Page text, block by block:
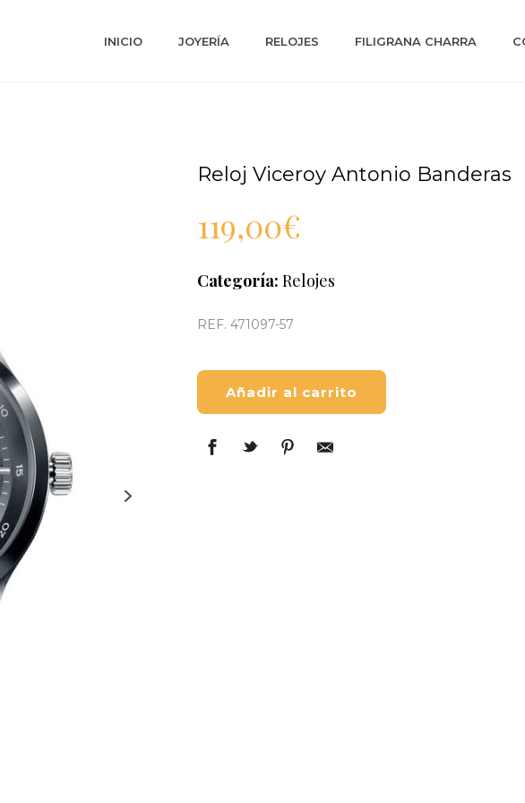
INICIO JOYERÍA RELOJES FILIGRANA CHARRA
Reloj Viceroy Antonio Banderas
119,00€
Categoría: Relojes
REF. 471097-57
Añadir al carrito